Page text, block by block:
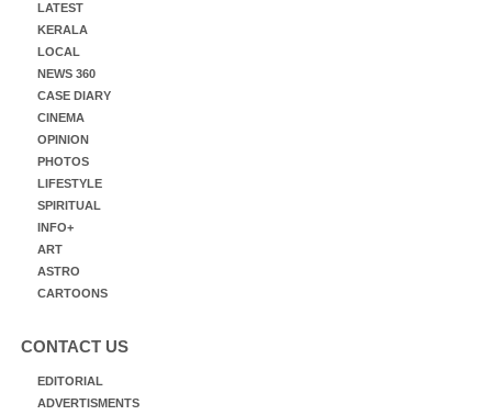
LATEST
KERALA
LOCAL
NEWS 360
CASE DIARY
CINEMA
OPINION
PHOTOS
LIFESTYLE
SPIRITUAL
INFO+
ART
ASTRO
CARTOONS
CONTACT US
EDITORIAL
ADVERTISMENTS